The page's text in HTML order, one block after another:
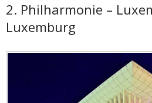
2. Philharmonie –
Luxemburg